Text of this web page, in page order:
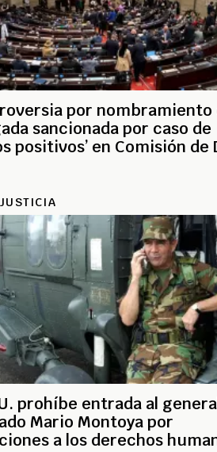
por nombramiento
sancionada por caso de
positivos’ en Comisión de
JUSTICIA
prohíbe entrada al
Mario Montoya por
a los derechos